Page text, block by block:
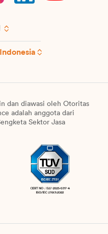
Indonesia
dan diawasi oleh Otoritas
adalah anggota dari
Sektor Jasa